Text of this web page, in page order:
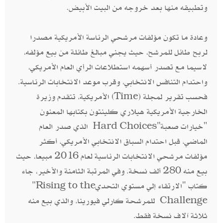
وتطبيقه منها بعد خروجه من البيت الأبيض‮.‬
وعادة ما تكون مؤلفات مرشحي الرئاسة الأمريكية مصدرا
‬واحتدام التنافس الانتخابي،‮ ‬وقرب موعد الانتخابات الرئاسية‮.
‬فحسب تقرير لمجلة‮ ‬(Time)‮ ‬الأمريكية،‮ ‬تتقدم وزيرة
"‬خيارات صعبة‮ ‬Hard Choices‮"‬ الذي صدر العام
الماضي،‮ ‬قبل احتدام السباق الانتخابي الأمريكي،‮ ‬أكثر
مؤلفات مرشحي الانتخابات الرئاسية لعام‮ ‬2016‮ ‬مبيعا، حيث
بيع منه‮ ‬280‮ ‬ألف نسخة‮. ‬وفي المرتبة الثامنة والأخير،‮ ‬جاء
كتاب‮ "‬الارتقاء إلي مستوي التحدي‮" ‬Rising to the
Challenge ‮ ‬للمرشحة كارلي فيورينا، والذي بيع منه
ثلاثة آلاف نسخة فقط‮.‬